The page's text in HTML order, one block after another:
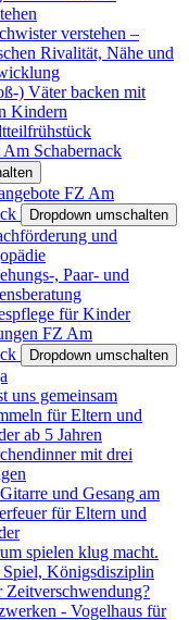
verstehen –
Rivalität, Nähe und
) Väter backen mit
Kindern
Schabernack
FZ Am
Dropdown umschalten
und
, Paar- und
für Kinder
FZ Am
Dropdown umschalten
uns gemeinsam
für Eltern und
ab 5 Jahren
mit drei
und Gesang am
für Eltern und
spielen klug macht.
Spiel, Königsdisziplin
Zeitverschwendung?
- Vogelhaus für